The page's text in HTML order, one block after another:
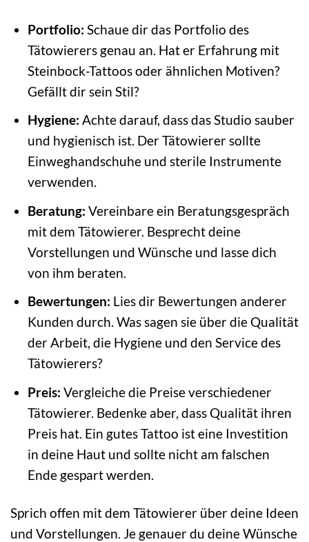
Portfolio: Schaue dir das Portfolio des
Tätowierers genau an. Hat er Erfahrung mit
Steinbock-Tattoos oder ähnlichen Motiven?
Gefällt dir sein Stil?
Hygiene: Achte darauf, dass das Studio sauber
und hygienisch ist. Der Tätowierer sollte
Einweghandschuhe und sterile Instrumente
verwenden.
Beratung: Vereinbare ein Beratungsgespräch
mit dem Tätowierer. Besprecht deine
Vorstellungen und Wünsche und lasse dich
von ihm beraten.
Bewertungen: Lies dir Bewertungen anderer
Kunden durch. Was sagen sie über die Qualität
der Arbeit, die Hygiene und den Service des
Tätowierers?
Preis: Vergleiche die Preise verschiedener
Tätowierer. Bedenke aber, dass Qualität ihren
Preis hat. Ein gutes Tattoo ist eine Investition
in deine Haut und sollte nicht am falschen
Ende gespart werden.
Sprich offen mit dem Tätowierer über deine Ideen
und Vorstellungen. Je genauer du deine Wünsche